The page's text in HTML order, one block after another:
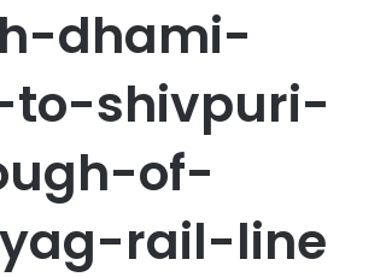
dhami-
shivpuri-
of-
rail-line